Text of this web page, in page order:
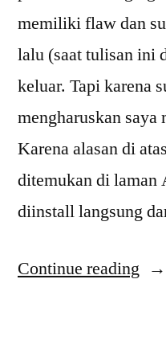
memiliki flaw dan
lalu (saat tulisan ini
keluar. Tapi karena
mengharuskan
Karena alasan di
ditemukan di laman
diinstall langsung
Continue reading